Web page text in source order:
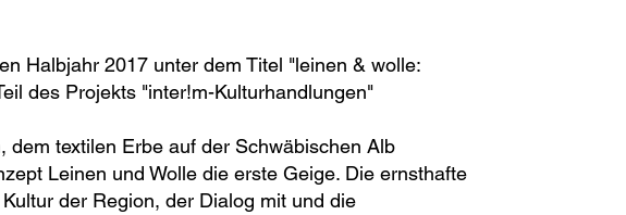
Halbjahr 2017 unter dem Titel "leinen & wolle:
des Projekts "inter!m-Kulturhandlungen"
textilen Erbe auf der Schwäbischen Alb
Leinen und Wolle die erste Geige. Die ernsthafte
der Region, der Dialog mit und die